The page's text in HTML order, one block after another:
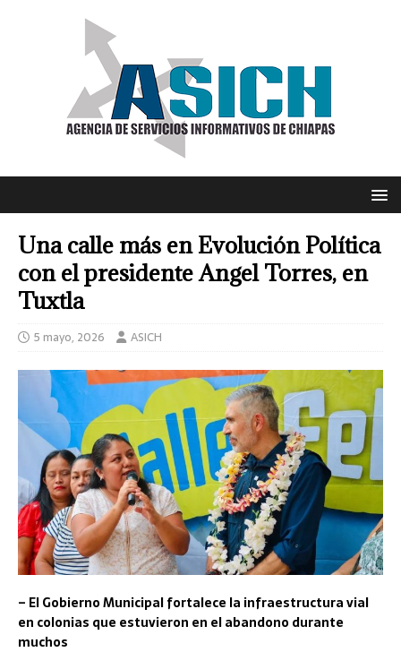
Una calle más en Evolución Política
con el presidente Angel Torres, en
Tuxtla
5 mayo, 2026 ASICH
– El Gobierno Municipal fortalece la infraestructura vial
en colonias que estuvieron en el abandono durante
muchos